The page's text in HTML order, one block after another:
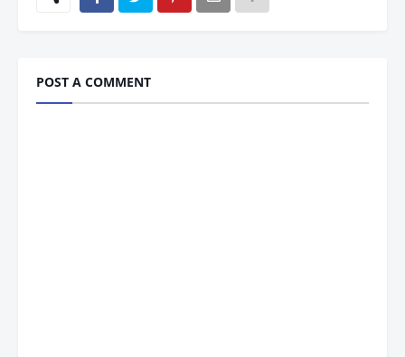
POST A COMMENT